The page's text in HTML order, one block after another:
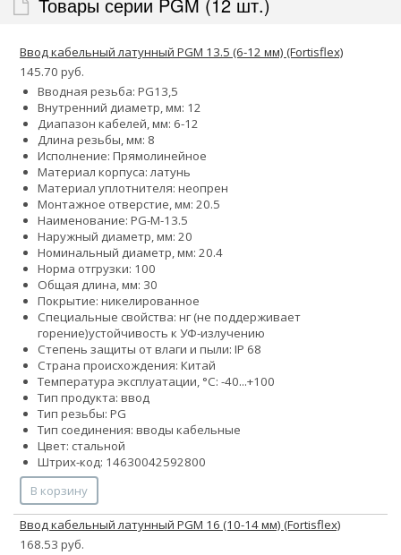
Товары серии PGM (12 шт.)
Ввод кабельный латунный PGM 13.5 (6-12 мм) (Fortisflex)
145.70 руб.
Вводная резьба: PG13,5
Внутренний диаметр, мм: 12
Диапазон кабелей, мм: 6-12
Длина резьбы, мм: 8
Исполнение: Прямолинейное
Материал корпуса: латунь
Материал уплотнителя: неопрен
Монтажное отверстие, мм: 20.5
Наименование: PG-M-13.5
Наружный диаметр, мм: 20
Номинальный диаметр, мм: 20.4
Норма отгрузки: 100
Общая длина, мм: 30
Покрытие: никелированное
Специальные свойства: нг (не поддерживает
горение)устойчивость к УФ-излучению
Степень защиты от влаги и пыли: IP 68
Страна происхождения: Китай
Температура эксплуатации, °С: -40...+100
Тип продукта: ввод
Тип резьбы: PG
Тип соединения: вводы кабельные
Цвет: стальной
Штрих-код: 14630042592800
В корзину
Ввод кабельный латунный PGM 16 (10-14 мм) (Fortisflex)
168.53 руб.